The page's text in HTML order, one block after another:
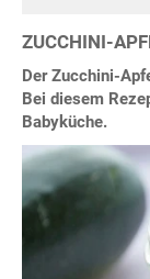
ZUCCHINI-
Der Zucchini-
Bei diesem
Babyküche.